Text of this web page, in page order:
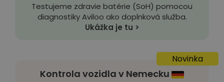
Testujeme zdravie batérie (SoH) pomocou
diagnostiky Aviloo ako doplnková služba.
Ukážka je tu >
Novinka
Kontrola vozidla v Nemecku